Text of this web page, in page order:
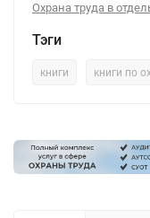
Охрана труда в
Тэги
книги книги по